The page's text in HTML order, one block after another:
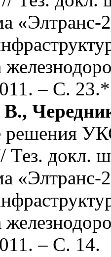
«Элтранс-
– С. 23.*
решения
докл.
«Элтранс-
– С. 14.